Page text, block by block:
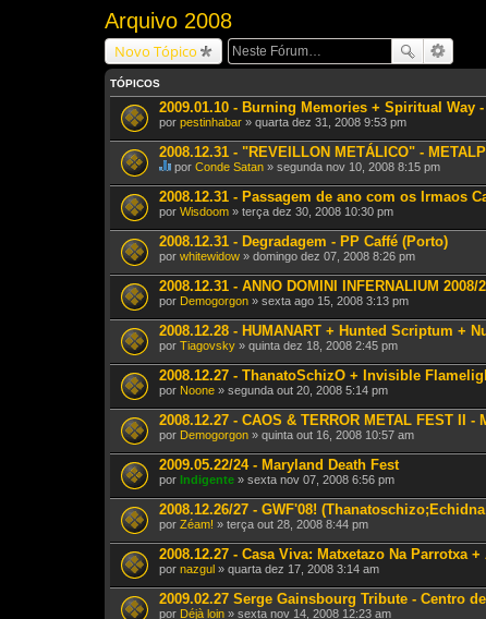
Arquivo 2008
Novo Tópico
TÓPICOS
2009.01.10 - Burning Memories + Spiritual Way
por pestinhabar » quarta dez 31, 2008 9:53 pm
2008.12.31 - "REVEILLON METÁLICO" -
E
s
t
e
T
ó
p
c
o
t
e
m
u
m
a
v
t
a
ç
ã
o
.
por Conde Satan » segunda nov 10, 2008 8:15 pm
2008.12.31 - Passagem de ano com os Irmaos
por Wisdoom » terça dez 30, 2008 10:30 pm
2008.12.31 - Degradagem - PP Caffé (Porto)
por whitewidow » domingo dez 07, 2008 8:26 pm
2008.12.31 - ANNO DOMINI INFERNALIUM
por Demogorgon » sexta ago 15, 2008 3:13 pm
2008.12.28 - HUMANART + Hunted Scriptum +
por Tiagovsky » quinta dez 18, 2008 2:45 pm
2008.12.27 - ThanatoSchizO + Invisible
por Noone » segunda out 20, 2008 5:14 pm
2008.12.27 - CAOS & TERROR METAL FEST II
por Demogorgon » quinta out 16, 2008 10:57 am
2009.05.22/24 - Maryland Death Fest
por Indigente » sexta nov 07, 2008 6:56 pm
2008.12.26/27 - GWF'08!
por Zéam! » terça out 28, 2008 8:44 pm
2008.12.27 - Casa Viva: Matxetazo Na Parrotxa
por nazgul » quarta dez 17, 2008 3:14 am
2009.02.27 Serge Gainsbourg Tribute - Centro
por Déjà loin » sexta nov 14, 2008 12:23 am